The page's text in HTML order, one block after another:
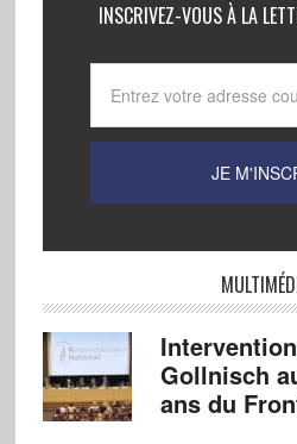
INSCRIVEZ-VOUS À LA
Gollnisch
ans du